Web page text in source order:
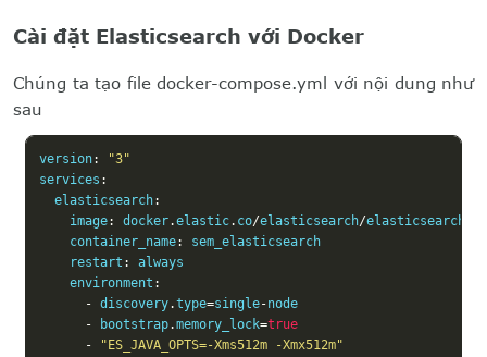
Cài đặt Elasticsearch với Docker
Chúng ta tạo file docker-compose.yml với nội dung như
sau
version:
"3"
services :
  elasticsearch
:
    image
: docker.elastic. co/elasticsearch/elasticsearch
    container_name
:
sem_elasticsearch
    restart
:
always
    environment
:
- discovery.type=single-node
- bootstrap.memory_lock=true
-
"ES_JAVA_OPTS=-Xms512m -Xmx512m"